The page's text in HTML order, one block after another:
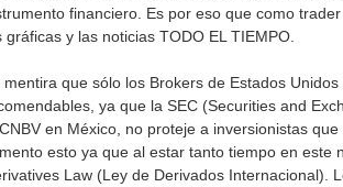
financiero. Es por eso que como
gráficas y las noticias TODO EL TIEMPO.
mentira que sólo los Brokers de Estados
ya que la SEC (Securities and
en México, no proteje a inversionistas
esto ya que al estar tanto tiempo en este
Law (Ley de Derivados Internacional).